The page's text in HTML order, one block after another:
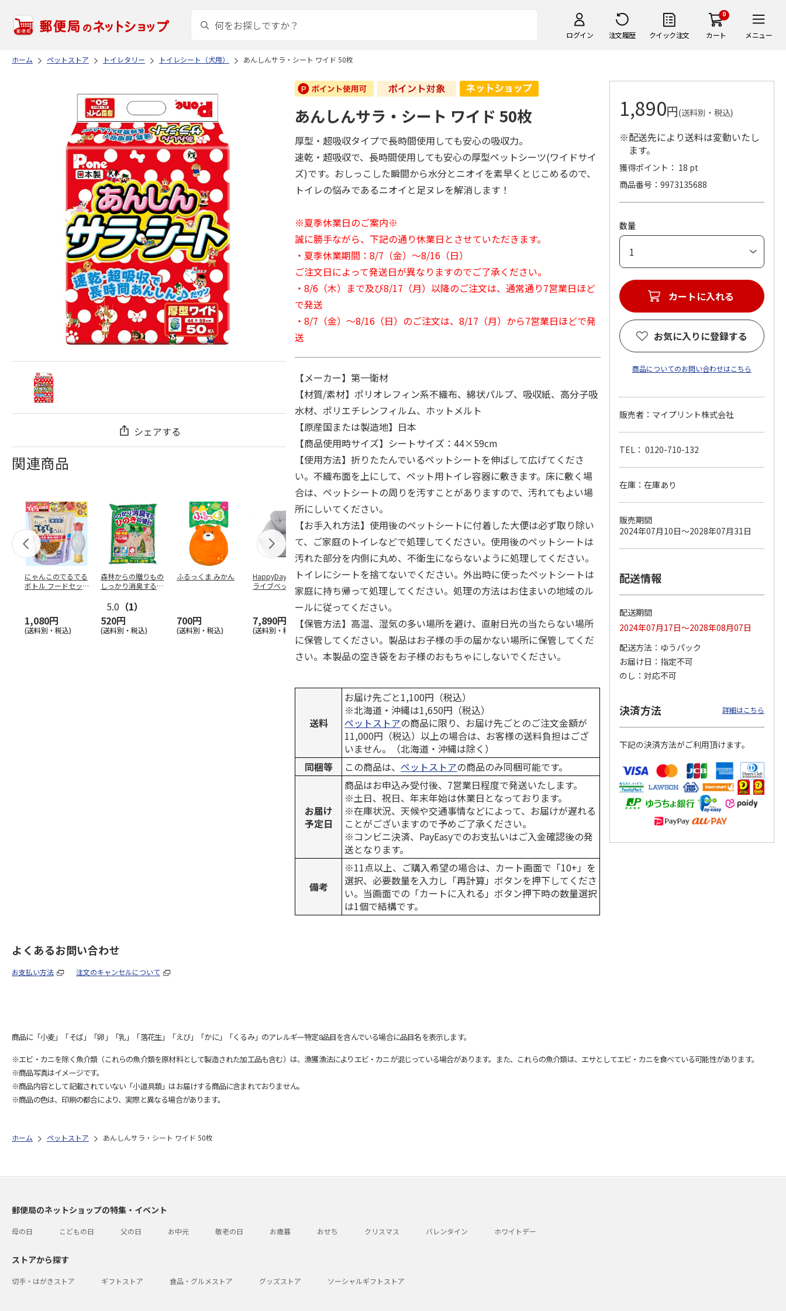
ログイン 注文履歴 クイック注文
0
カート メニュー
ホーム ペットストア トイレタリー トイレシート（犬用） あんしんサラ・シート ワイド 50枚
シェアする
関連商品
にゃんこのでるでる
ボトル フードセッ
1,080円
(送料別・税込)
森林からの贈りもの
しっかり消臭するひ
5.0 （1）
520円
(送料別・税込)
ふるっくま みかん
700円
(送料別・税込)
HappyDays 2wayド
ライブベッド グレ
7,890円
(送料別・税込)
獣医師開発 ニオイ
をとる砂専用 猫ト
イレ ナチュラルグ
レー
1,550円
(送料別・税込)
デオトイレ 飛び散
らない消臭・抗菌サ
ンド 4L
1,320円
(送料別・税込)
無添加良品 カムカ
ムデンタルコーン
ぐるぐるボーン型 S
470円
(送料別・税込)
銀のスプーン パウ
チ 健康に育つ子ね
こ用 まぐろ・かつ
120円
(送料別・税込)
ペット線香 虹のか
なた フルーティフ
ローラルの香り
590円
(送料別・税込)
えBOX とりささ…
380円
(送料別・税込)
あんしんサラ・シート ワイド 50枚
厚型・超吸収タイプで長時間使用しても安心の吸収力。
速乾・超吸収で、長時間使用しても安心の厚型ペットシーツ(ワイドサイ
ズ)です。おしっこした瞬間から水分とニオイを素早くとじこめるので、
トイレの悩みであるニオイと足ヌレを解消します！
※夏季休業日のご案内※
誠に勝手ながら、下記の通り休業日とさせていただきます。
・夏季休業期間：8/7（金）～8/16（日）
ご注文日によって発送日が異なりますのでご了承ください。
・8/6（木）まで及び8/17（月）以降のご注文は、通常通り7営業日ほど
で発送
・8/7（金）～8/16（日）のご注文は、8/17（月）から7営業日ほどで発
送
【メーカー】第一衛材
【材質/素材】ポリオレフィン系不織布、綿状パルプ、吸収紙、高分子吸
水材、ポリエチレンフィルム、ホットメルト
【原産国または製造地】日本
【商品使用時サイズ】シートサイズ：44×59cm
【使用方法】折りたたんでいるペットシートを伸ばして広げてくださ
い。不織布面を上にして、ペット用トイレ容器に敷きます。床に敷く場
合は、ペットシートの周りを汚すことがありますので、汚れてもよい場
所にしいてください。
【お手入れ方法】使用後のペットシートに付着した大便は必ず取り除い
て、ご家庭のトイレなどで処理してください。使用後のペットシートは
汚れた部分を内側に丸め、不衛生にならないように処理してください。
トイレにシートを捨てないでください。外出時に使ったペットシートは
家庭に持ち帰って処理してください。処理の方法はお住まいの地域のル
ールに従ってください。
【保管方法】高温、湿気の多い場所を避け、直射日光の当たらない場所
に保管してください。製品はお子様の手の届かない場所に保管してくだ
さい。本製品の空き袋をお子様のおもちゃにしないでください。
送料
お届け先ごと1,100円（税込）
※北海道・沖縄は1,650円（税込）
ペットストアの商品に限り、お届け先ごとのご注文金額が
11,000円（税込）以上の場合は、お客様の送料負担はござ
いません。（北海道・沖縄は除く）
同梱等
この商品は、ペットストアの商品のみ同梱可能です。
お届け
予定日
商品はお申込み受付後、7営業日程度で発送いたします。
※土日、祝日、年末年始は休業日となっております。
※在庫状況、天候や交通事情などによって、お届けが遅れる
ことがございますので予めご了承ください。
※コンビニ決済、PayEasyでのお支払いはご入金確認後の発
送となります。
備考
※11点以上、ご購入希望の場合は、カート画面で「10+」を
選択、必要数量を入力し「再計算」ボタンを押下してくださ
い。当画面での「カートに入れる」ボタン押下時の数量選択
は1個で結構です。
1,890円(送料別・税込)
※配送先により送料は変動いたし
ます。
獲得ポイント： 18 pt
商品番号
9973135688
数量
カートに入れる
お気に入りに登録する
商品についてのお問い合わせはこちら
販売者：マイプリント株式会社
TEL： 0120-710-132
在庫：在庫あり
販売期間
2024年07月10日～2028年07月31日
配送情報
配送期間
2024年07月17日～2028年08月07日
配送方法
ゆうパック
お届け日
指定不可
のし
対応不可
決済方法 詳細はこちら
下記の決済方法がご利用頂けます。
よくあるお問い合わせ
お支払い方法 注文のキャンセルについて
商品に「小麦」「そば」「卵」「乳」「落花生」「えび」「かに」「くるみ」のアレルギー特定8品目を含んでいる場合に品目名を表示します。
※エビ・カニを除く魚介類（これらの魚介類を原材料として製造された加工品も含む）は、漁獲漁法によりエビ・カニが混じっている場合があります。また、これらの魚介類は、エサとしてエビ・カニを食べている可能性があります。
※商品写真はイメージです。
※商品内容として記載されていない「小道具類」はお届けする商品に含まれておりません。
※商品の色は、印刷の都合により、実際と異なる場合があります。
ホーム ペットストア あんしんサラ・シート ワイド 50枚
郵便局のネットショップの特集・イベント
母の日 こどもの日 父の日 お中元 敬老の日 お歳暮 おせち クリスマス バレンタイン ホワイトデー
ストアから探す
切手・はがきストア ギフトストア 食品・グルメストア グッズストア ソーシャルギフトストア